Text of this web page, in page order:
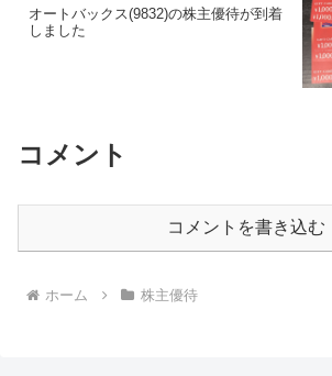
オートバックス(9832)の株主優待が到着
しました
コメント
コメントを書き込む
ホーム 株主優待